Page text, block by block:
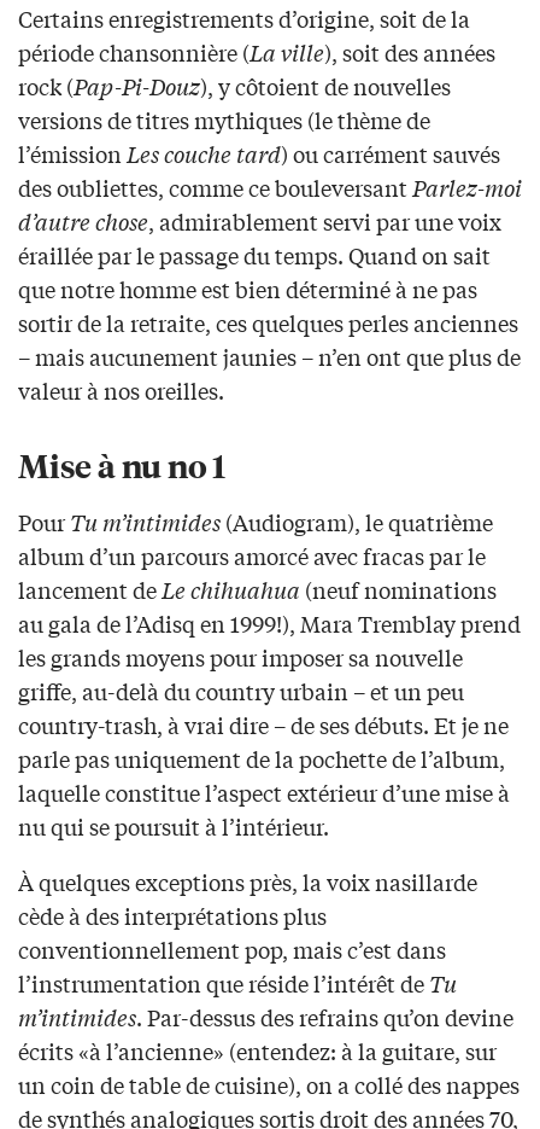
Certains enregistrements d’origine, soit de la
période chansonnière (La ville), soit des années
rock (Pap-Pi-Douz), y côtoient de nouvelles
versions de titres mythiques (le thème de
l’émission Les couche tard) ou carrément sauvés
des oubliettes, comme ce bouleversantParlez-moi
d’autre chose, admirablement servi par une voix
éraillée par le passage du temps. Quand on sait
que notre homme est bien déterminé à ne pas
sortir de la retraite, ces quelques perles anciennes
– mais aucunement jaunies – n’en ont que plus de
valeur à nos oreilles.
Mise à nu no 1
PourTu m’intimides(Audiogram), le quatrième
album d’un parcours amorcé avec fracas par le
lancement deLe chihuahua (neuf nominations
au gala de l’Adisq en 1999!), Mara Tremblay prend
les grands moyens pour imposer sa nouvelle
griffe, au-delà du country urbain – et un peu
country-trash, à vrai dire – de ses débuts. Et je ne
parle pas uniquement de la pochette de l’album,
laquelle constitue l’aspect extérieur d’une mise à
nu qui se poursuit à l’intérieur.
À quelques exceptions près, la voix nasillarde
cède à des interprétations plus
conventionnellement pop, mais c’est dans
l’instrumentation que réside l’intérêt deTu
m’intimides. Par-dessus des refrains qu’on devine
écrits «à l’ancienne» (entendez: à la guitare, sur
un coin de table de cuisine), on a collé des nappes
de synthés analogiques sortis droit des années 70,